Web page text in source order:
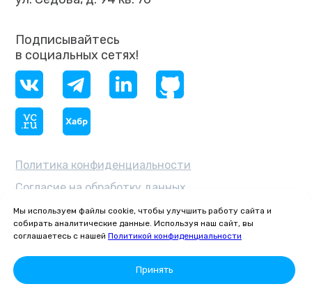
Мы используем файлы cookie, чтобы улучшить работу сайта и
собирать аналитические данные. Используя наш сайт, вы
соглашаетесь с нашей Политикой конфиденциальности
Принять
ОКВЭД 62.03 — «Деятельность
по управлению компьютерным
оборудованием»
© 2026 Общество с ограниченной
ответственностью «ГИТИНСКАЙ» ·
ИНН 7811810249 · КПП 781101001 ·
Политика конфиденциальности
Согласие на обработку данных
Подписывайтесь
в социальных сетях!